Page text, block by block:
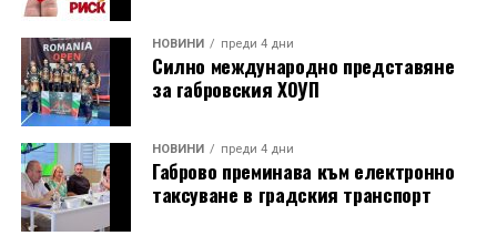
НОВИНИ преди 4 дни
Силно международно представяне
за габровския ХОУП
НОВИНИ преди 4 дни
Габрово преминава към електронно
таксуване в градския транспорт